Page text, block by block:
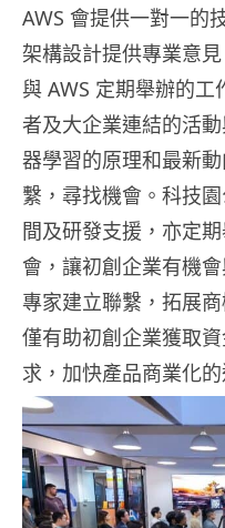
AWS 會提供一對一的
架構設計提供專業意
與 AWS 定期舉辦的
者及大企業連結的活
器學習的原理和最新
繫，尋找機會。科技
間及研發支援，亦定
會，讓初創企業有機
專家建立聯繫，拓展
僅有助初創企業獲取
求，加快產品商業化